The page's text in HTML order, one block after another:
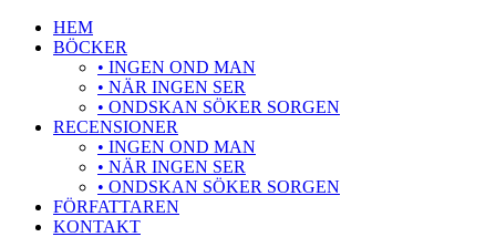
HoppaHEM
BÖCKER
• INGEN OND MAN
• NÄR INGEN SER
• ONDSKAN SÖKER SORGEN
RECENSIONER
• INGEN OND MAN
• NÄR INGEN SER
• ONDSKAN SÖKER SORGEN
FÖRFATTAREN
KONTAKT